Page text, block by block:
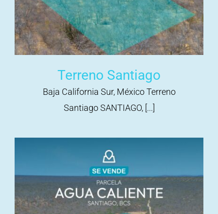
Terreno Santiago
Baja California Sur, México Terreno
Santiago SANTIAGO, [...]